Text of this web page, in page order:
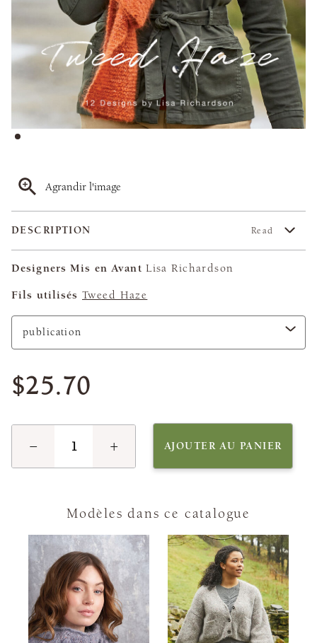
Agrandir l'image
DESCRIPTION Read
Designers Mis en Avant Lisa Richardson
Fils utilisés Tweed Haze
$25.70
− + AJOUTER AU PANIER
Modèles dans ce catalogue